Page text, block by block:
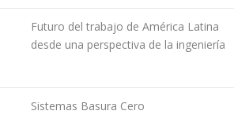
Futuro del trabajo de América Latina
desde una perspectiva de la ingeniería
Sistemas Basura Cero